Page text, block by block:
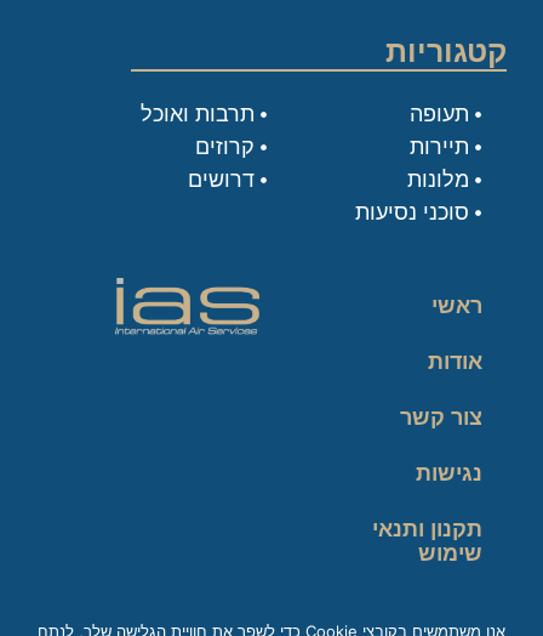
קטגוריות
תעופה
תיירות
מלונות
סוכני נסיעות
תרבות ואוכל
קרוזים
דרושים
ראשי
אודות
צור קשר
נגישות
תקנון ותנאי
שימוש
אנו משתמשים בקובצי Cookie כדי לשפר את חוויית הגלישה שלך, לנתח